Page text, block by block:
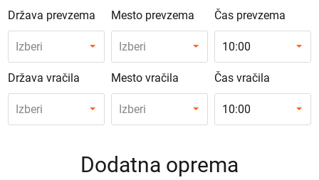
Država prevzema Mesto prevzema Čas prevzema
Izberi Izberi 10:00
Država vračila Mesto vračila Čas vračila
Izberi Izberi 10:00
Dodatna oprema